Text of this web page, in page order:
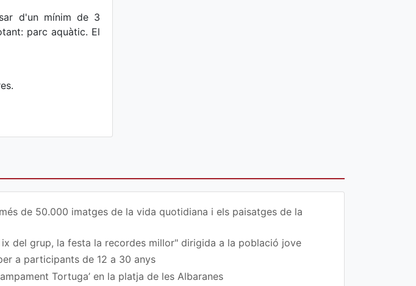
d'un mínim de 3
parc aquàtic. El
de 50.000 imatges de la vida quotidiana i els paisatges de la
del grup, la festa la recordes millor" dirigida a la població jove
a participants de 12 a 30 anys
Tortuga’ en la platja de les Albaranes